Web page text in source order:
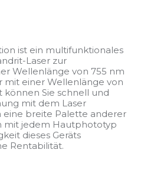
ist ein multifunktionales
Laser zur
Wellenlänge von 755 nm
mit einer Wellenlänge von
können Sie schnell und
mit dem Laser
eine breite Palette anderer
mit jedem Hautphototyp
dieses Geräts
Rentabilität.